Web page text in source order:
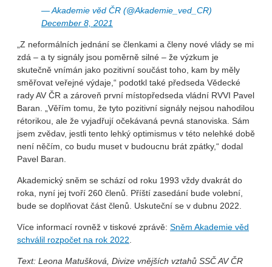
— Akademie věd ČR (@Akademie_ved_CR)
December 8, 2021
„Z neformálních jednání se členkami a členy nové vlády se mi
zdá – a ty signály jsou poměrně silné – že výzkum je
skutečně vnímán jako pozitivní součást toho, kam by měly
směřovat veřejné výdaje,“ podotkl také předseda Vědecké
rady AV ČR a zároveň první místopředseda vládní RVVI Pavel
Baran. „Věřím tomu, že tyto pozitivní signály nejsou nahodilou
rétorikou, ale že vyjadřují očekávaná pevná stanoviska. Sám
jsem zvědav, jestli tento lehký optimismus v této nelehké době
není něčím, co budu muset v budoucnu brát zpátky,“ dodal
Pavel Baran.
Akademický sněm se schází od roku 1993 vždy dvakrát do
roka, nyní jej tvoří 260 členů. Příští zasedání bude volební,
bude se doplňovat část členů. Uskuteční se v dubnu 2022.
Více informací rovněž v tiskové zprávě: Sněm Akademie věd
schválil rozpočet na rok 2022
Text: Leona Matušková, Divize vnějších vztahů SSČ AV ČR